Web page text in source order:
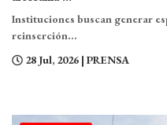
SALUD
Instituciones buscan generar
reinserción...
28 Jul, 2026 | PRENSA